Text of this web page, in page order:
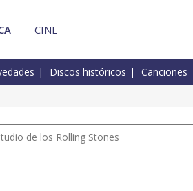
CINE
Discos históricos Canciones
de los Rolling Stones